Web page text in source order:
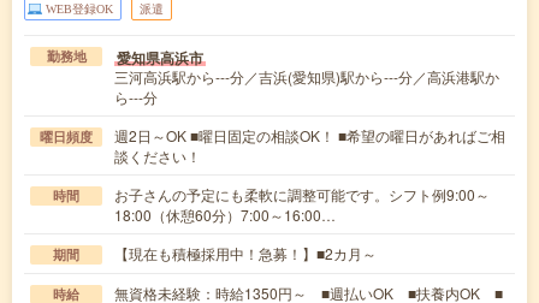
WEB登録OK 派遣
勤務地 愛知県高浜市
三河高浜駅から---分／吉浜(愛知県)駅から---分／高浜港駅か
ら---分
曜日頻度
週2日～OK ■曜日固定の相談OK！ ■希望の曜日があればご相
談ください！
時間
お子さんの予定にも柔軟に調整可能です。シフト例9:00～
18:00（休憩60分）7:00～16:00…
期間 【現在も積極採用中！急募！】■2カ月～
時給
無資格未経験：時給1350円～ ■週払いOK ■扶養内OK ■